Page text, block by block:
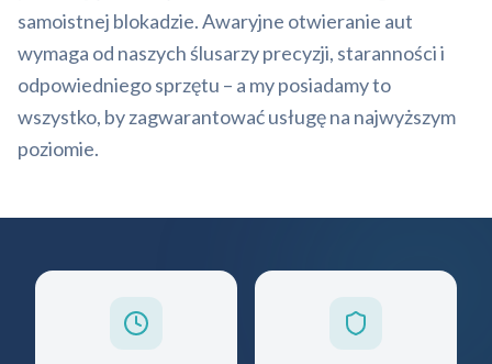
samoistnej blokadzie. Awaryjne otwieranie aut
wymaga od naszych ślusarzy precyzji, staranności i
odpowiedniego sprzętu – a my posiadamy to
wszystko, by zagwarantować usługę na najwyższym
poziomie.